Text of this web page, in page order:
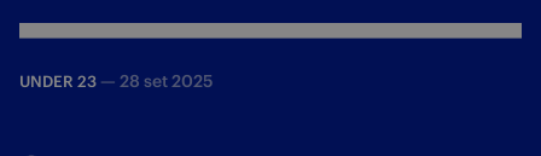
UNDER 23 — 28 set 2025